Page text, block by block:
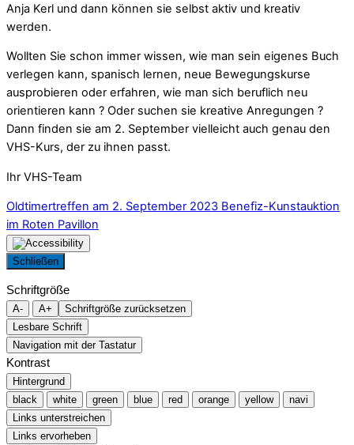
Anja Kerl und dann können sie selbst aktiv und kreativ
werden.
Wollten Sie schon immer wissen, wie man sein eigenes Buch
verlegen kann, spanisch lernen, neue Bewegungskurse
ausprobieren oder erfahren, wie man sich beruflich neu
orientieren kann ? Oder suchen sie kreative Anregungen ?
Dann finden sie am 2. September vielleicht auch genau den
VHS-Kurs, der zu ihnen passt.
Ihr VHS-Team
Oldtimertreffen am 2. September 2023 Benefiz-Kunstauktion
im Roten Pavillon
Schließen
Schriftgröße
A- A+
Schriftgröße zurücksetzen
Lesbare Schrift
Navigation mit der Tastatur
Kontrast
Hintergrund
black
white green blue red orange yellow
navi
Links unterstreichen
Links ervorheben